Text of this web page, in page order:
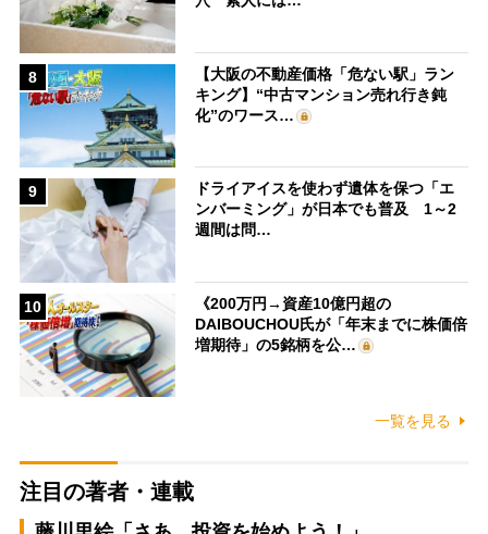
8
【大阪の不動産価格「危ない駅」ラン
キング】“中古マンション売れ行き鈍
化”のワース…
9
ドライアイスを使わず遺体を保つ「エ
ンバーミング」が日本でも普及 1～2
週間は問…
10
《200万円→資産10億円超の
DAIBOUCHOU氏が「年末までに株価倍
増期待」の5銘柄を公…
一覧を見る
注目の著者・連載